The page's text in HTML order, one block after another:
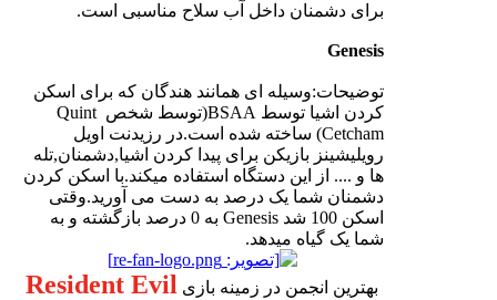
برای دشمنان داخل آب سلاح مناسبی است.
Genesis
توضیحات:وسیله ای همانند هندگان که برای اسکن
کردن اشیا توسط BSAA(توسط شخص Quint
Cetcham) ساخته شده است.در رزیدنت اویل
رویلیشینز بازیکن برای پیدا کردن اشیا,دشمنان,تله
ها و .... از این دستگاه استفاده میکند.با اسکن کردن
دشمنان شما یک درصد به دست می آورید.وقتی
اسکن 100 شد Genesis به 0 درصد بازگشته و به
شما یک گیاه میدهد.
بهترین انجمن در زمینه بازی Resident Evil